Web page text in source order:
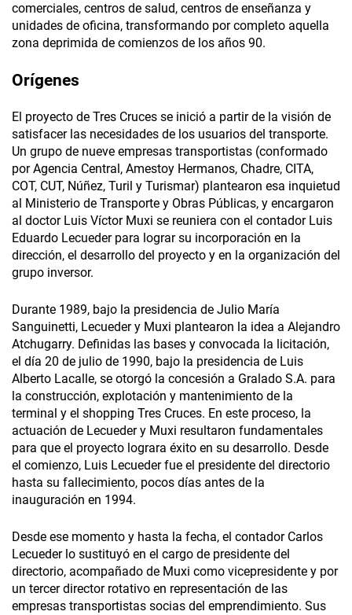
comerciales, centros de salud, centros de enseñanza y
unidades de oficina, transformando por completo aquella
zona deprimida de comienzos de los años 90.
Orígenes
El proyecto de Tres Cruces se inició a partir de la visión de
satisfacer las necesidades de los usuarios del transporte.
Un grupo de nueve empresas transportistas (conformado
por Agencia Central, Amestoy Hermanos, Chadre, CITA,
COT, CUT, Núñez, Turil y Turismar) plantearon esa inquietud
al Ministerio de Transporte y Obras Públicas, y encargaron
al doctor Luis Víctor Muxi se reuniera con el contador Luis
Eduardo Lecueder para lograr su incorporación en la
dirección, el desarrollo del proyecto y en la organización del
grupo inversor.
Durante 1989, bajo la presidencia de Julio María
Sanguinetti, Lecueder y Muxi plantearon la idea a Alejandro
Atchugarry. Definidas las bases y convocada la licitación,
el día 20 de julio de 1990, bajo la presidencia de Luis
Alberto Lacalle, se otorgó la concesión a Gralado S.A. para
la construcción, explotación y mantenimiento de la
terminal y el shopping Tres Cruces. En este proceso, la
actuación de Lecueder y Muxi resultaron fundamentales
para que el proyecto lograra éxito en su desarrollo. Desde
el comienzo, Luis Lecueder fue el presidente del directorio
hasta su fallecimiento, pocos días antes de la
inauguración en 1994.
Desde ese momento y hasta la fecha, el contador Carlos
Lecueder lo sustituyó en el cargo de presidente del
directorio, acompañado de Muxi como vicepresidente y por
un tercer director rotativo en representación de las
empresas transportistas socias del emprendimiento. Sus